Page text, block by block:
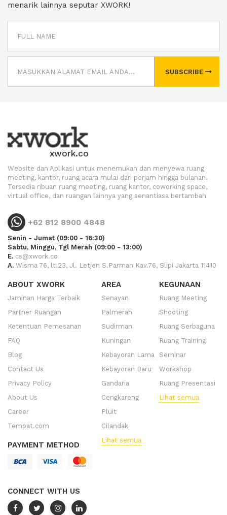
menarik lainnya seputar XWORK!
SUBSCRIBE
xwork.co
Website dan Aplikasi untuk menemukan dan menyewa ruang
meeting, kantor, ruang acara mulai dari perjam hingga bulanan.
Tersedia ribuan ruang meeting, ruang kantor, coworking space,
virtual office, dan ruangan lainnya yang senantiasa bertambah
+62 812 8900 4848
Senin - Jumat (09:00 - 16:30)
Sabtu, Minggu, Tgl Merah (09:00 - 13:00)
E. cs@xwork.co
A. Wisma 76, lt.23, Jl. Letjen S.Parman Kav.76, Slipi Jakarta 11410
ABOUT XWORK
Jaminan Harga Terbaik
Partner Ruangan
Ketentuan Pemesanan
FAQ
Blog
Contact Us
Privacy Policy
About Us
Career
Tempat.com
PAYMENT METHOD
CONNECT WITH US
AREA
Senayan
Palmerah
Sudirman
Kuningan
Kebayoran Lama
Kebayoran Baru
Gandaria
Cengkareng
Pluit
Cilandak
Lihat semua
KEGUNAAN
Ruang Meeting
Shooting
Ruang Serbaguna
Ruang Training
Seminar
Workshop
Ruang Presentasi
Lihat semua